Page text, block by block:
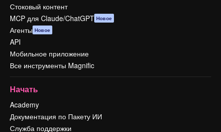
Стоковый контент
MCP для Claude/ChatGPT Новое
Агенты Новое
API
Мобильное приложение
Все инструменты Magnific
Начать
Academy
Документация по Пакету ИИ
Служба поддержки